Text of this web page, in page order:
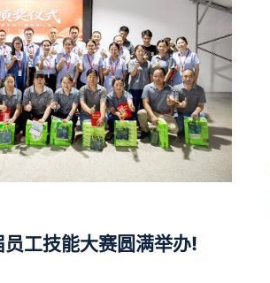
工技能大赛圆满举办!